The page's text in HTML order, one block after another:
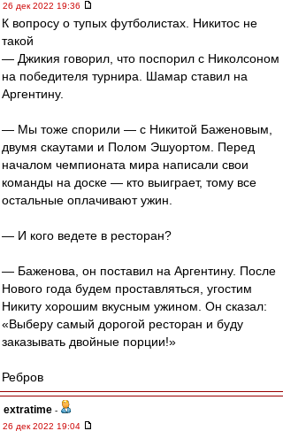
26 дек 2022 19:36
К вопросу о тупых футболистах. Никитос не
такой
— Джикия говорил, что поспорил с Николсоном
на победителя турнира. Шамар ставил на
Аргентину.
— Мы тоже спорили — с Никитой Баженовым,
двумя скаутами и Полом Эшуортом. Перед
началом чемпионата мира написали свои
команды на доске — кто выиграет, тому все
остальные оплачивают ужин.
— И кого ведете в ресторан?
— Баженова, он поставил на Аргентину. После
Нового года будем проставляться, угостим
Никиту хорошим вкусным ужином. Он сказал:
«Выберу самый дорогой ресторан и буду
заказывать двойные порции!»
Ребров
extratime -
26 дек 2022 19:04